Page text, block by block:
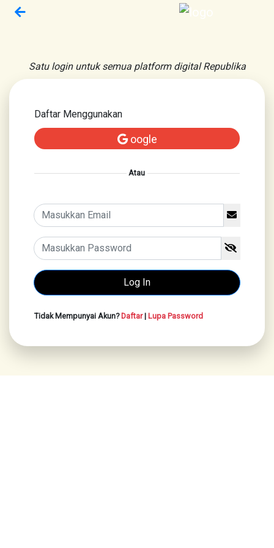
Satu login untuk semua platform digital Republika
Daftar Menggunakan
oogle
Atau
Tidak Mempunyai Akun?Daftar| Lupa Password